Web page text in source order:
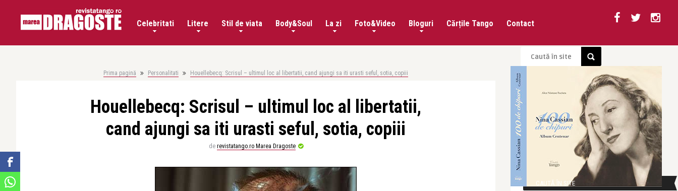
Celebritati Litere Stil de viata Body&Soul La zi Foto&Video Bloguri Cărțile Tango Contact
Prima pagină Personalitati Houellebecq: Scrisul – ultimul loc al libertatii, cand ajungi sa iti urasti seful, sotia, copiii
Houellebecq: Scrisul – ultimul loc al libertatii,
cand ajungi sa iti urasti seful, sotia, copiii
de revistatango.ro Marea Dragoste
CAUTĂ ÎN SITE